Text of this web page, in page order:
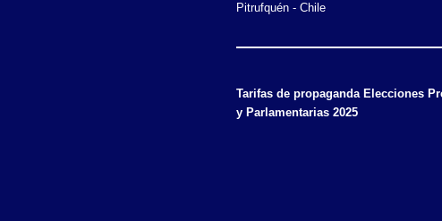
Pitrufquén - Chile
Tarifas de propaganda Elecciones
y Parlamentarias 2025